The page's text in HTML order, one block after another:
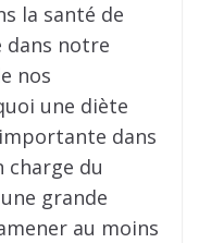
la santé de
dans notre
nos
une diète
dans
charge du
grande
au moins